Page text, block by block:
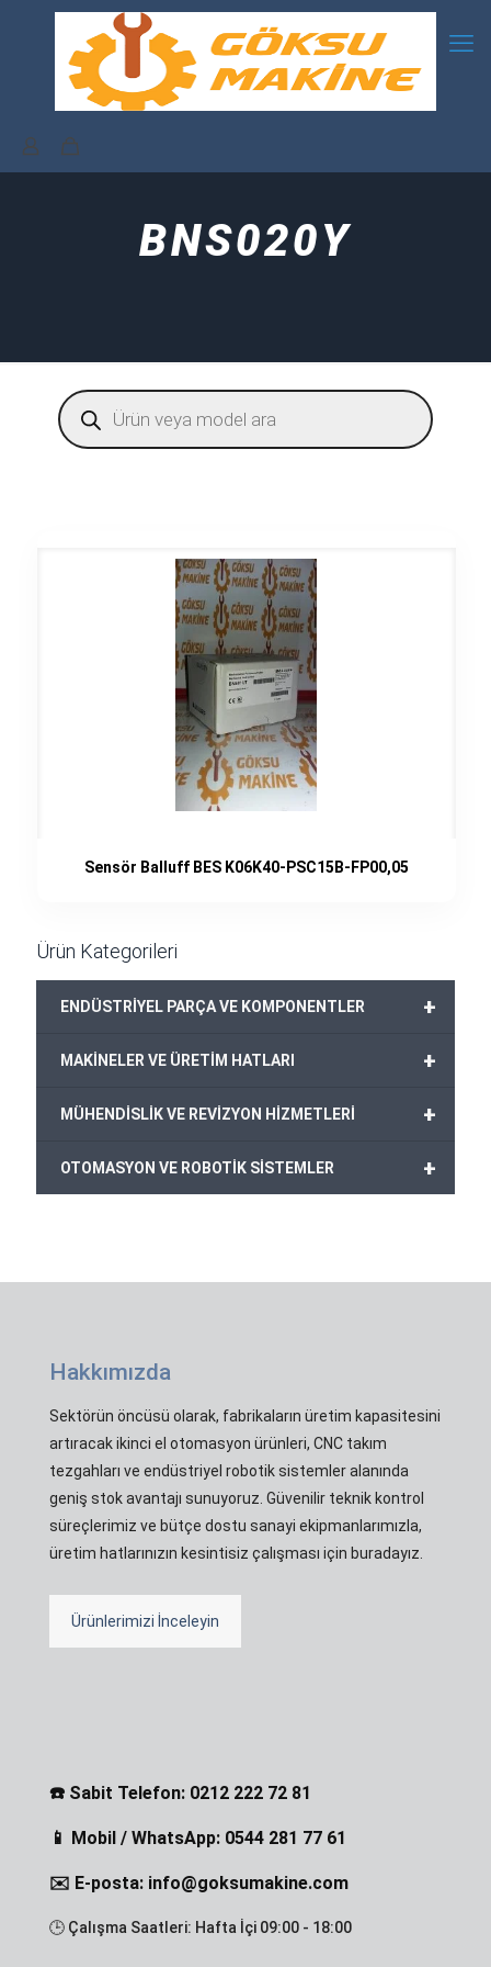
BNS020Y
Products
search
Sensör Balluff BES K06K40-PSC15B-FP00,05
Ürün Kategorileri
+
ENDÜSTRİYEL PARÇA VE KOMPONENTLER
+
MAKİNELER VE ÜRETİM HATLARI
+
MÜHENDİSLİK VE REVİZYON HİZMETLERİ
+
OTOMASYON VE ROBOTİK SİSTEMLER
Hakkımızda
Sektörün öncüsü olarak, fabrikaların üretim kapasitesini
artıracak ikinci el otomasyon ürünleri, CNC takım
tezgahları ve endüstriyel robotik sistemler alanında
geniş stok avantajı sunuyoruz. Güvenilir teknik kontrol
süreçlerimiz ve bütçe dostu sanayi ekipmanlarımızla,
üretim hatlarınızın kesintisiz çalışması için buradayız.
Ürünlerimizi İnceleyin
☎️ Sabit Telefon: 0212 222 72 81
📱 Mobil / WhatsApp: 0544 281 77 61
✉️ E-posta: info@goksumakine.com
🕒 Çalışma Saatleri: Hafta İçi 09:00 - 18:00